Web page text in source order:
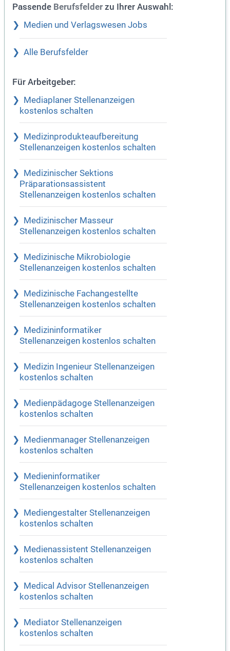
Passende Berufsfelder zu Ihrer Auswahl:
Medien und Verlagswesen Jobs
Alle Berufsfelder
Für Arbeitgeber:
Mediaplaner Stellenanzeigen
kostenlos schalten
Medizinprodukteaufbereitung
Stellenanzeigen kostenlos schalten
Medizinischer Sektions
Präparationsassistent
Stellenanzeigen kostenlos schalten
Medizinischer Masseur
Stellenanzeigen kostenlos schalten
Medizinische Mikrobiologie
Stellenanzeigen kostenlos schalten
Medizinische Fachangestellte
Stellenanzeigen kostenlos schalten
Medizininformatiker
Stellenanzeigen kostenlos schalten
Medizin Ingenieur Stellenanzeigen
kostenlos schalten
Medienpädagoge Stellenanzeigen
kostenlos schalten
Medienmanager Stellenanzeigen
kostenlos schalten
Medieninformatiker
Stellenanzeigen kostenlos schalten
Mediengestalter Stellenanzeigen
kostenlos schalten
Medienassistent Stellenanzeigen
kostenlos schalten
Medical Advisor Stellenanzeigen
kostenlos schalten
Mediator Stellenanzeigen
kostenlos schalten